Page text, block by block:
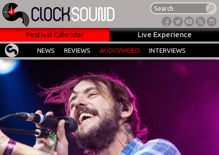
Festival Calendar Live Experience
NEWS REVIEWS AUDIO/VIDEO INTERVIEWS